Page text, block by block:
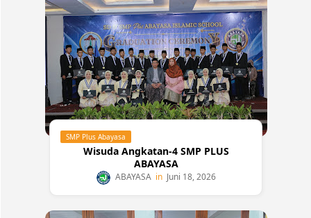
SMP Plus Abayasa
Wisuda Angkatan-4 SMP PLUS
ABAYASA
ABAYASA Juni 18, 2026